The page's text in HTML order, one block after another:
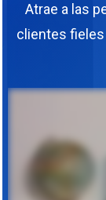
Atrae a las
clientes fieles